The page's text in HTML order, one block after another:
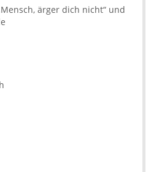
ärger dich nicht“ und